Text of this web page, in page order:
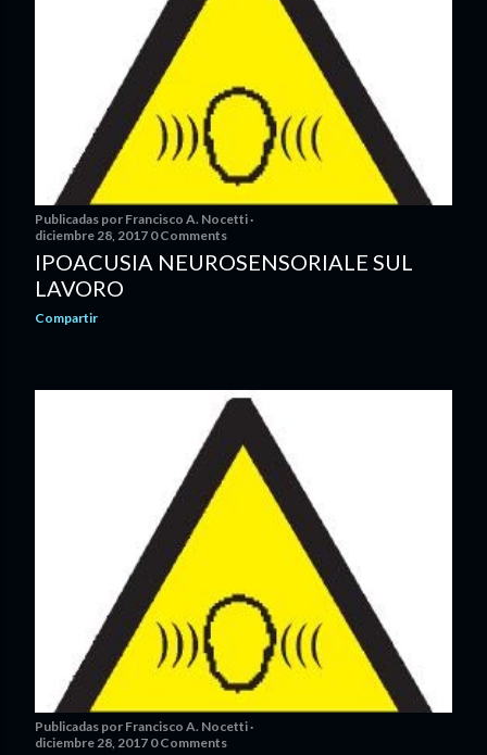
Publicadas por Francisco A. Nocetti
diciembre 28, 2017 0 Comments
IPOACUSIA NEUROSENSORIALE SUL
LAVORO
Compartir
Publicadas por Francisco A. Nocetti
diciembre 28, 2017 0 Comments